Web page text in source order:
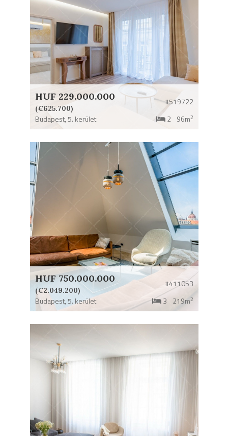
HUF 229.000.000
(€625.700)
#519722
Budapest,5. kerület 2 96m2
HUF 750.000.000
(€2.049.200)
#411053
Budapest,5. kerület 3 219m2